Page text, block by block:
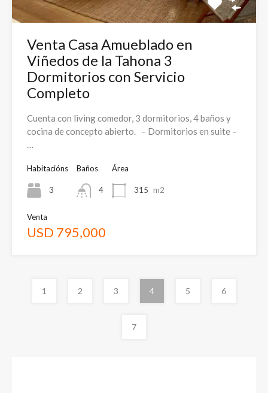
Venta Casa Amueblado en
Viñedos de la Tahona 3
Dormitorios con Servicio
Completo
Cuenta con living comedor, 3 dormitorios, 4 baños y
cocina de concepto abierto. – Dormitorios en suite –
…
Habitacións
3
Baños
4
Área
315 m2
Venta
USD 795,000
1 2 3 4 5 6
7